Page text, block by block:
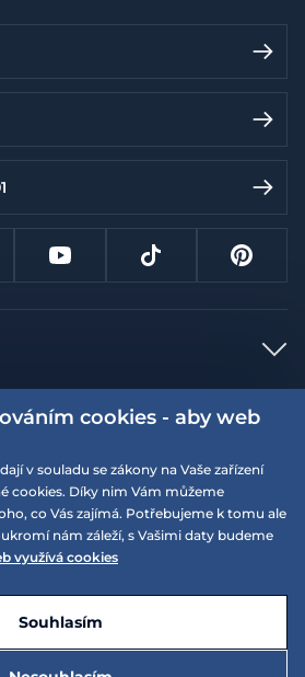
zboží
klubu
cookies - aby web
v souladu se zákony na Vaše zařízení
cookies. Díky nim Vám můžeme
co Vás zajímá. Potřebujeme k tomu ale
nám záleží, s Vašimi daty budeme
využívá cookies
Souhlasím